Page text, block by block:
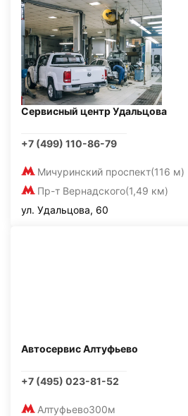
Сервисный центр Удальцова
+7 (499) 110-86-79
Мичуринский проспект(116 м)
Пр-т Вернадского(1,49 км)
ул. Удальцова, 60
Автосервис Алтуфьево
+7 (495) 023-81-52
Алтуфьево300м